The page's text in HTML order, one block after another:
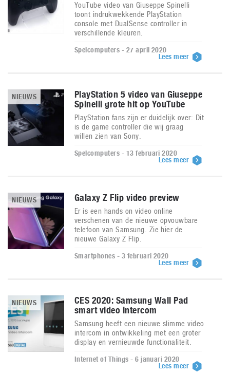
YouTube video van Giuseppe Spinelli
toont indrukwekkende PlayStation
console met DualSense controller in
verschillende kleuren.
Spelcomputers - 27 april 2020
Lees meer
NIEUWS
PlayStation 5 video van Giuseppe
Spinelli grote hit op YouTube
PlayStation fans zijn er duidelijk over: Dit
is de game controller die wij graag
willen zien van Sony.
Spelcomputers - 13 februari 2020
Lees meer
NIEUWS Galaxy Z Flip video preview
Er is een hands on video online
verschenen van de nieuwe opvouwbare
telefoon van Samsung. Zie hier de
nieuwe Galaxy Z Flip.
Smartphones - 3 februari 2020
Lees meer
NIEUWS
CES 2020: Samsung Wall Pad
smart video intercom
Samsung heeft een nieuwe slimme video
intercom in ontwikkeling met een groter
display en vernieuwde functionaliteit.
Internet of Things - 6 januari 2020
Lees meer